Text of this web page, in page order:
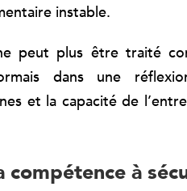
instable.
peut plus être traité
dans une
et la capacité de
à